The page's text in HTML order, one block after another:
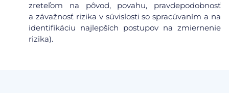
zreteľom na pôvod, povahu, pravdepodobnosť
a závažnosť rizika v súvislosti so spracúvaním a na
identifikáciu najlepších postupov na zmiernenie
rizika).